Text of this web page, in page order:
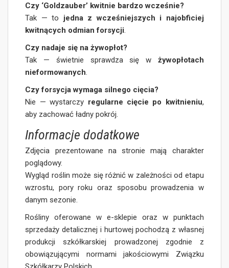
Czy ‘Goldzauber’ kwitnie bardzo wcześnie?
Tak — to jedna z wcześniejszych i najobficiej
kwitnących odmian forsycji.
Czy nadaje się na żywopłot?
Tak — świetnie sprawdza się w żywopłotach
nieformowanych.
Czy forsycja wymaga silnego cięcia?
Nie — wystarczy regularne cięcie po kwitnieniu,
aby zachować ładny pokrój.
Informacje dodatkowe
Zdjęcia prezentowane na stronie mają charakter
poglądowy.
Wygląd roślin może się różnić w zależności od etapu
wzrostu, pory roku oraz sposobu prowadzenia w
danym sezonie.
Rośliny oferowane w e-sklepie oraz w punktach
sprzedaży detalicznej i hurtowej pochodzą z własnej
produkcji szkółkarskiej prowadzonej zgodnie z
obowiązującymi normami jakościowymi Związku